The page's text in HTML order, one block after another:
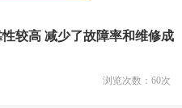
较高 减少了故障率和维修成
浏览次数： 60次